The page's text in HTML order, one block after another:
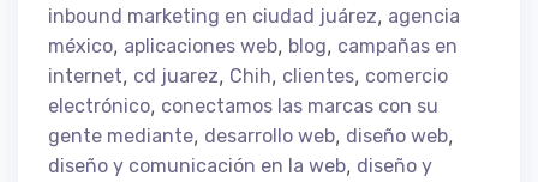
inbound marketing en ciudad juárez, agencia
méxico, aplicaciones web, blog, campañas en
internet, cd juarez, Chih, clientes, comercio
electrónico, conectamos las marcas con su
gente mediante, desarrollo web, diseño web,
diseño y comunicación en la web, diseño y